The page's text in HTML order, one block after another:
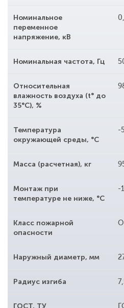
Номинальное
переменное
напряжение, кВ
Номинальная частота, Гц
Относительная
влажность воздуха (t° до
35°С), %
Температура
окружающей среды, °С
-
Масса (расчетная), кг
Монтаж при
температуре не ниже, °С
-
Класс пожарной
опасности
Наружный диаметр, мм
Радиус изгиба
ГОСТ, ТУ